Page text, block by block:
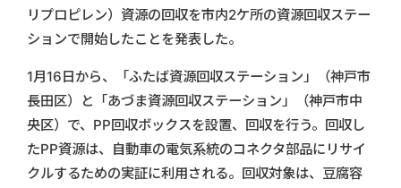
リプロピレン）資源の回収を市内2ケ所の資源回収ステー
ションで開始したことを発表した。
1月16日から、「ふたば資源回収ステーション」（神戸市
長田区）と「あづま資源回収ステーション」（神戸市中
央区）で、PP回収ボックスを設置、回収を行う。回収し
たPP資源は、自動車の電気系統のコネクタ部品にリサイ
クルするための実証に利用される。回収対象は、豆腐容